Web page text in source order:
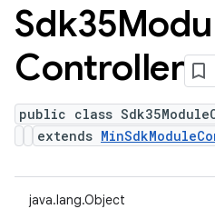
Controller
public class
extends
java.lang.Object